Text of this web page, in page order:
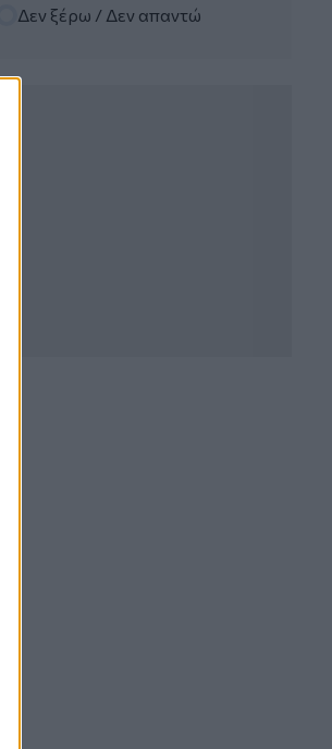
Ένα στα πέντε καινοτόμα
φτάνει τελικά στην Ελλάδα
Δεν ξέρω / Δεν απαντώ